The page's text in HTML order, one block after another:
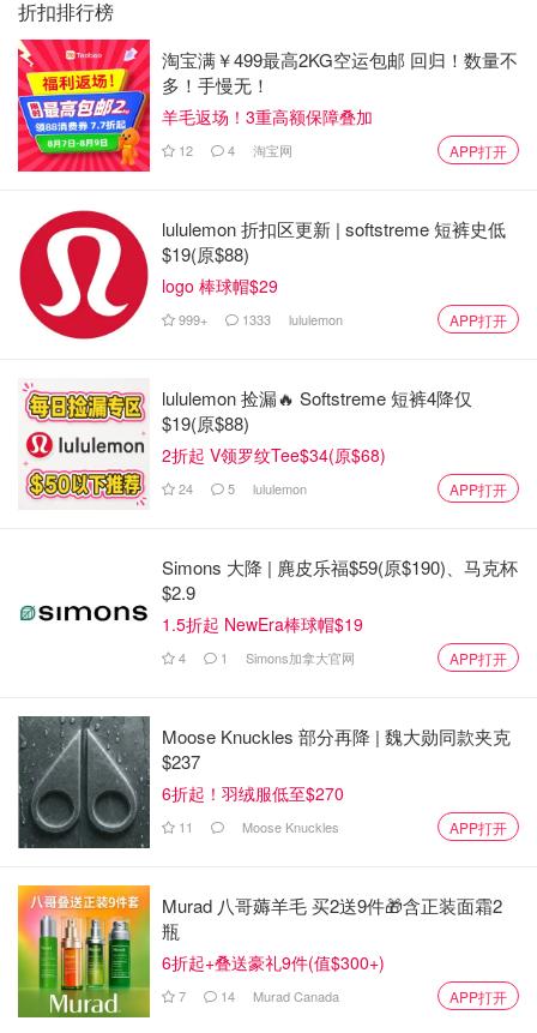
折扣排行榜
淘宝满￥499最高2KG空运包邮 回归！数量不
多！手慢无！
羊毛返场！3重高额保障叠加
12 4 淘宝网 APP打开
lululemon 折扣区更新 | softstreme 短裤史低
$19(原$88)
logo 棒球帽$29
999+ 1333 lululemon APP打开
lululemon 捡漏🔥 Softstreme 短裤4降仅
$19(原$88)
2折起 V领罗纹Tee$34(原$68)
24 5 lululemon APP打开
Simons 大降 | 麂皮乐福$59(原$190)、马克杯
$2.9
1.5折起 NewEra棒球帽$19
4 1 Simons加拿大官网 APP打开
Moose Knuckles 部分再降 | 魏大勋同款夹克
$237
6折起！羽绒服低至$270
11 Moose Knuckles APP打开
Murad 八哥薅羊毛 买2送9件🎁含正装面霜2
瓶
6折起+叠送豪礼9件(值$300+)
7 14 Murad Canada APP打开